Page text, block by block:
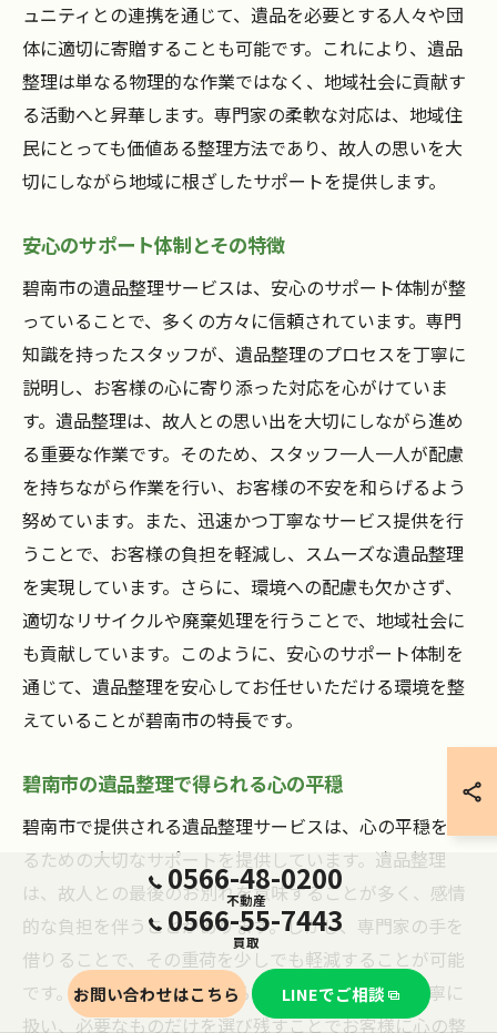
ュニティとの連携を通じて、遺品を必要とする人々や団
体に適切に寄贈することも可能です。これにより、遺品
整理は単なる物理的な作業ではなく、地域社会に貢献す
る活動へと昇華します。専門家の柔軟な対応は、地域住
民にとっても価値ある整理方法であり、故人の思いを大
切にしながら地域に根ざしたサポートを提供します。
安心のサポート体制とその特徴
碧南市の遺品整理サービスは、安心のサポート体制が整
っていることで、多くの方々に信頼されています。専門
知識を持ったスタッフが、遺品整理のプロセスを丁寧に
説明し、お客様の心に寄り添った対応を心がけていま
す。遺品整理は、故人との思い出を大切にしながら進め
る重要な作業です。そのため、スタッフ一人一人が配慮
を持ちながら作業を行い、お客様の不安を和らげるよう
努めています。また、迅速かつ丁寧なサービス提供を行
うことで、お客様の負担を軽減し、スムーズな遺品整理
を実現しています。さらに、環境への配慮も欠かさず、
適切なリサイクルや廃棄処理を行うことで、地域社会に
も貢献しています。このように、安心のサポート体制を
通じて、遺品整理を安心してお任せいただける環境を整
えていることが碧南市の特長です。
碧南市の遺品整理で得られる心の平穏
碧南市で提供される遺品整理サービスは、心の平穏を得
るための大切なサポートを提供しています。遺品整理
は、故人との最後のお別れを意味することが多く、感情
的な負担を伴うことがあります。しかし、専門家の手を
借りることで、その重荷を少しでも軽減することが可能
です。プロのスタッフによるサポートは、遺品を丁寧に
扱い、必要なものだけを選び残すことでお客様に心の整
0566-48-0200
不動産
0566-55-7443
買取
お問い合わせはこちら LINEでご相談